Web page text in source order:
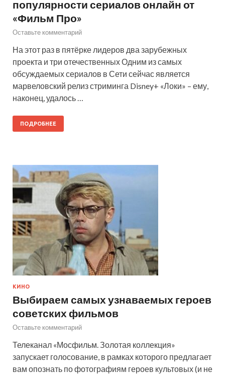
популярности сериалов онлайн от
«Фильм Про»
Оставьте комментарий
На этот раз в пятёрке лидеров два зарубежных
проекта и три отечественных Одним из самых
обсуждаемых сериалов в Сети сейчас является
марвеловский релиз стриминга Disney+ «Локи» – ему,
наконец, удалось …
ПОДРОБНЕЕ
КИНО
Выбираем самых узнаваемых героев
советских фильмов
Оставьте комментарий
Телеканал «Мосфильм. Золотая коллекция»
запускает голосование, в рамках которого предлагает
вам опознать по фотографиям героев культовых (и не